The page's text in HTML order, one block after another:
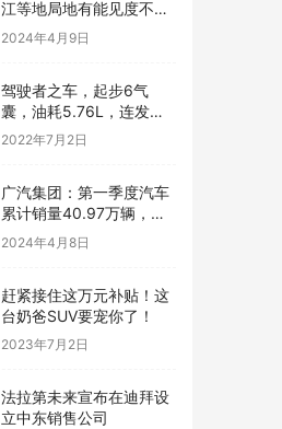
江等地局地有能见度不足
500米的浓雾
2024年4月9日
驾驶者之车，起步6气
囊，油耗5.76L，连发动
机都是顶级水平——汽车
2022年7月2日
广汽集团：第一季度汽车
累计销量40.97万辆，同
比下降24.11%
2024年4月8日
赶紧接住这万元补贴！这
台奶爸SUV要宠你了！
2023年7月2日
法拉第未来宣布在迪拜设
立中东销售公司